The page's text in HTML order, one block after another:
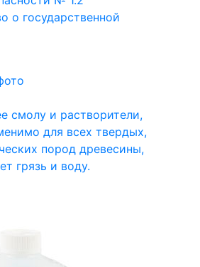
о государственной
смолу и растворители,
для всех твердых,
пород древесины,
грязь и воду.